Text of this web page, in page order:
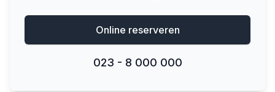
Online reserveren
023 - 8 000 000